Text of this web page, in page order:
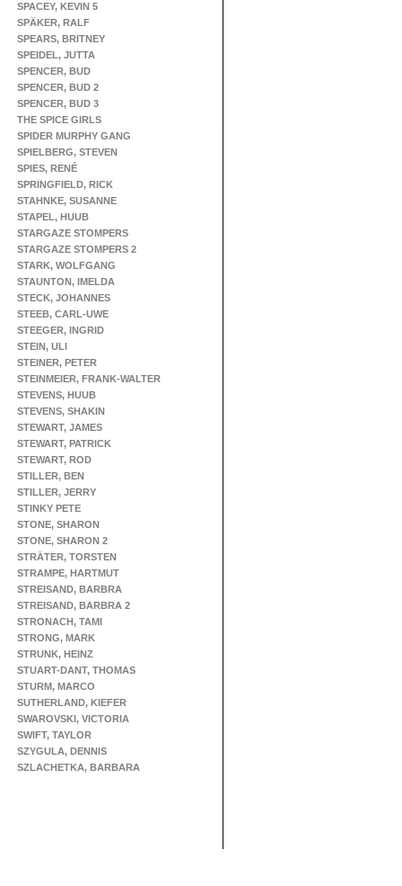
SPACEY, KEVIN 5
SPÄKER, RALF
SPEARS, BRITNEY
SPEIDEL, JUTTA
SPENCER, BUD
SPENCER, BUD 2
SPENCER, BUD 3
THE SPICE GIRLS
SPIDER MURPHY GANG
SPIELBERG, STEVEN
SPIES, RENÉ
SPRINGFIELD, RICK
STAHNKE, SUSANNE
STAPEL, HUUB
STARGAZE STOMPERS
STARGAZE STOMPERS 2
STARK, WOLFGANG
STAUNTON, IMELDA
STECK, JOHANNES
STEEB, CARL-UWE
STEEGER, INGRID
STEIN, ULI
STEINER, PETER
STEINMEIER, FRANK-WALTER
STEVENS, HUUB
STEVENS, SHAKIN
STEWART, JAMES
STEWART, PATRICK
STEWART, ROD
STILLER, BEN
STILLER, JERRY
STINKY PETE
STONE, SHARON
STONE, SHARON 2
STRÄTER, TORSTEN
STRAMPE, HARTMUT
STREISAND, BARBRA
STREISAND, BARBRA 2
STRONACH, TAMI
STRONG, MARK
STRUNK, HEINZ
STUART-DANT, THOMAS
STURM, MARCO
SUTHERLAND, KIEFER
SWAROVSKI, VICTORIA
SWIFT, TAYLOR
SZYGULA, DENNIS
SZLACHETKA, BARBARA